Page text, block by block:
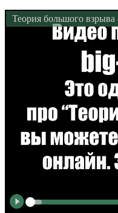
Теория большого